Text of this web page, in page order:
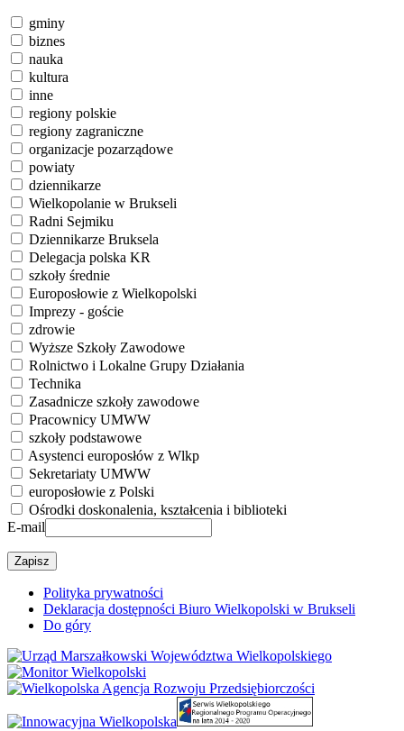
gminy
biznes
nauka
kultura
inne
regiony polskie
regiony zagraniczne
organizacje pozarządowe
powiaty
dziennikarze
Wielkopolanie w Brukseli
Radni Sejmiku
Dziennikarze Bruksela
Delegacja polska KR
szkoły średnie
Europosłowie z Wielkopolski
Imprezy - goście
zdrowie
Wyższe Szkoły Zawodowe
Rolnictwo i Lokalne Grupy Działania
Technika
Zasadnicze szkoły zawodowe
Pracownicy UMWW
szkoły podstawowe
Asystenci europosłów z Wlkp
Sekretariaty UMWW
europosłowie z Polski
Ośrodki doskonalenia, kształcenia i biblioteki
E-mail
Polityka prywatności
Deklaracja dostępności Biuro Wielkopolski w Brukseli
Do góry